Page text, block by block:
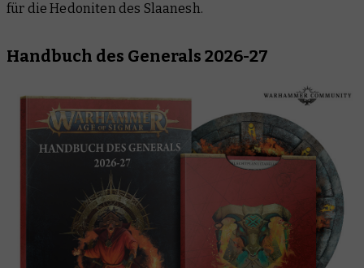
für die Hedoniten des Slaanesh.
Handbuch des Generals 2026-27